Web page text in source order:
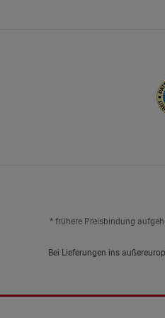
* frühere Preisbindung
Bei Lieferungen ins